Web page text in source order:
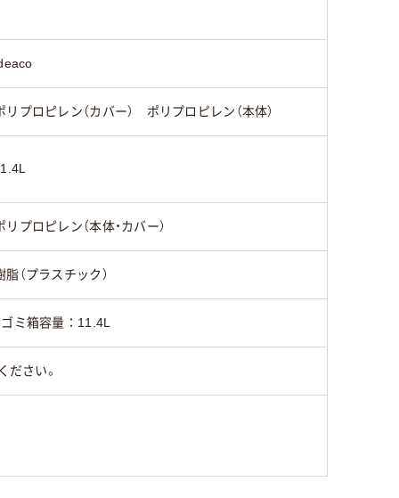
リプロピレン（カバー） ポリプロピレン（本体）
リプロピレン（本体・カバー）
脂（プラスチック）
ミ箱容量：11.4L
ださい。